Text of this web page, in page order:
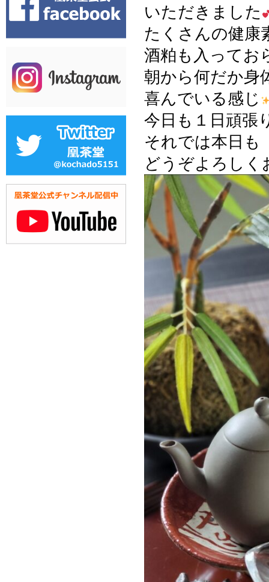
いただきました
たくさんの健康
酒粕も入ってお
朝から何だか身
喜んでいる感じ
今日も１日頑張
それでは本日も
どうぞよろしく